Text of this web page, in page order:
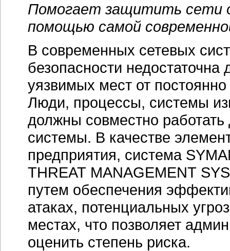
Помогает защитить сети
помощью самой
В современных сетевых
безопасности
уязвимых мест от
Люди, процессы, системы
должны совместно
системы. В качестве
предприятия, система
THREAT MANAGEMENT
путем обеспечения
атаках, потенциальных
местах, что позволяет
оценить степень риска.